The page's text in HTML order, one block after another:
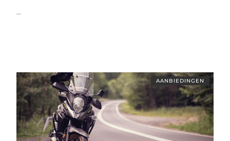
...
AANBIEDINGEN